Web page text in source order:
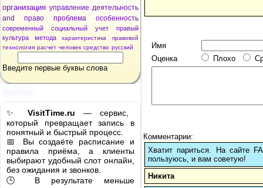
организация управление деятельность
and
право проблема особенность
современный социальный учет
правый
культура
метода характеристика
правовой
технология расчет человек средство русский
Введите первые буквы слова
✨ VisitTime.ru — сервис,
который превращает запись в
понятный и быстрый процесс.
📅 Вы создаёте расписание и
правила приёма, а клиенты
выбирают удобный слот онлайн,
без ожидания и звонков.
🕒 В результате меньше
Имя
Оценка
Плохо
Комментарии:
Хватит париться. На сайте
пользуюсь, и вам советую!
Никита